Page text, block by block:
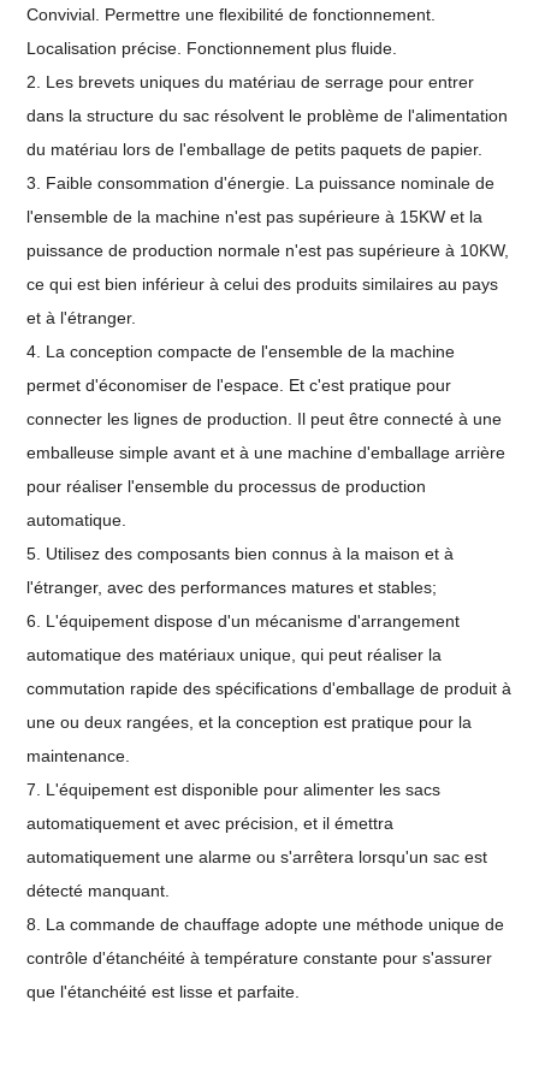
Convivial. Permettre une flexibilité de fonctionnement.
Localisation précise. Fonctionnement plus fluide.
2. Les brevets uniques du matériau de serrage pour entrer
dans la structure du sac résolvent le problème de l'alimentation
du matériau lors de l'emballage de petits paquets de papier.
3. Faible consommation d'énergie. La puissance nominale de
l'ensemble de la machine n'est pas supérieure à 15KW et la
puissance de production normale n'est pas supérieure à 10KW,
ce qui est bien inférieur à celui des produits similaires au pays
et à l'étranger.
4. La conception compacte de l'ensemble de la machine
permet d'économiser de l'espace. Et c'est pratique pour
connecter les lignes de production. Il peut être connecté à une
emballeuse simple avant et à une machine d'emballage arrière
pour réaliser l'ensemble du processus de production
automatique.
5. Utilisez des composants bien connus à la maison et à
l'étranger, avec des performances matures et stables;
6. L'équipement dispose d'un mécanisme d'arrangement
automatique des matériaux unique, qui peut réaliser la
commutation rapide des spécifications d'emballage de produit à
une ou deux rangées, et la conception est pratique pour la
maintenance.
7. L'équipement est disponible pour alimenter les sacs
automatiquement et avec précision, et il émettra
automatiquement une alarme ou s'arrêtera lorsqu'un sac est
détecté manquant.
8. La commande de chauffage adopte une méthode unique de
contrôle d'étanchéité à température constante pour s'assurer
que l'étanchéité est lisse et parfaite.